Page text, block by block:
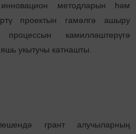
методларын һәм
проектын гамәлгә ашыру
камилләштерүгә
укытучы катнашты.
грант алучыларның